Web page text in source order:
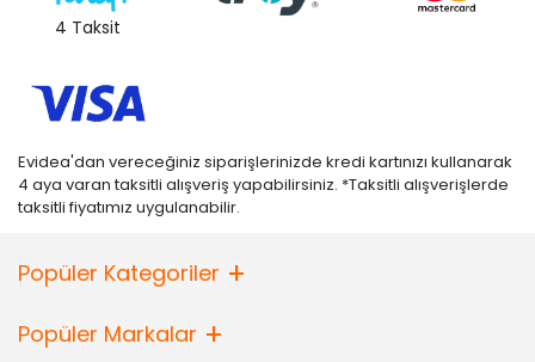
4 Taksit
Evidea'dan vereceğiniz siparişlerinizde kredi kartınızı kullanarak
4 aya varan taksitli alışveriş yapabilirsiniz. *Taksitli alışverişlerde
taksitli fiyatımız uygulanabilir.
Popüler Kategoriler
Popüler Markalar